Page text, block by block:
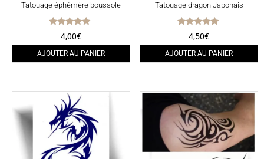
Tatouage éphémère boussole
Note
5.00
sur 5
4,00€
AJOUTER AU PANIER
Tatouage dragon Japonais
Note
5.00
sur 5
4,50€
AJOUTER AU PANIER